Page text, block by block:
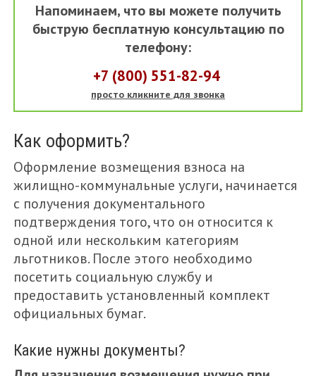
Напоминаем, что вы можете получить
быструю бесплатную консультацию по
телефону:
+7 (800) 551-82-94
просто кликните для звонка
Как оформить?
Оформление возмещения взноса на
жилищно-коммунальные услуги, начинается
с получения документального
подтверждения того, что он относится к
одной или нескольким категориям
льготников. После этого необходимо
посетить социальную службу и
предоставить установленный комплект
официальных бумаг.
Какие нужны документы?